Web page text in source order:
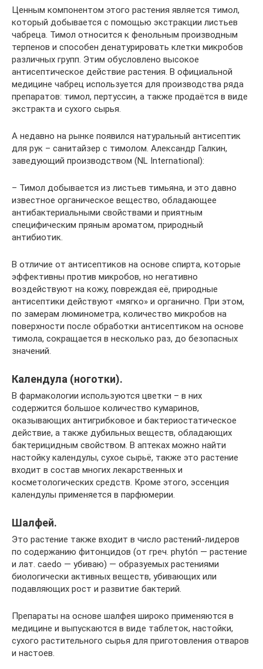
Ценным компонентом этого растения является тимол,
который добывается с помощью экстракции листьев
чабреца. Тимол относится к фенольным производным
терпенов и способен денатурировать клетки микробов
различных групп. Этим обусловлено высокое
антисептическое действие растения. В официальной
медицине чабрец используется для производства ряда
препаратов: тимол, пертуссин, а также продаётся в виде
экстракта и сухого сырья.
А недавно на рынке появился натуральный антисептик
для рук – санитайзер с тимолом. Александр Галкин,
заведующий производством (NL International):
– Тимол добывается из листьев тимьяна, и это давно
известное органическое вещество, обладающее
антибактериальными свойствами и приятным
специфическим пряным ароматом, природный
антибиотик.
В отличие от антисептиков на основе спирта, которые
эффективны против микробов, но негативно
воздействуют на кожу, повреждая её, природные
антисептики действуют «мягко» и органично. При этом,
по замерам люминометра, количество микробов на
поверхности после обработки антисептиком на основе
тимола, сокращается в несколько раз, до безопасных
значений.
Календула (ноготки).
В фармакологии используются цветки – в них
содержится большое количество кумаринов,
оказывающих антигрибковое и бактериостатическое
действие, а также дубильных веществ, обладающих
бактерицидным свойством. В аптеках можно найти
настойку календулы, сухое сырьё, также это растение
входит в состав многих лекарственных и
косметологических средств. Кроме этого, эссенция
календулы применяется в парфюмерии.
Шалфей.
Это растение также входит в число растений-лидеров
по содержанию фитонцидов (от греч. phytón — растение
и лат. caedo — убиваю) — образуемых растениями
биологически активных веществ, убивающих или
подавляющих рост и развитие бактерий.
Препараты на основе шалфея широко применяются в
медицине и выпускаются в виде таблеток, настойки,
сухого растительного сырья для приготовления отваров
и настоев.